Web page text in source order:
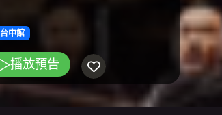
台中館
播放預告